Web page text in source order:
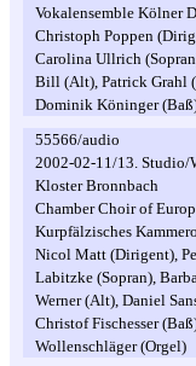
Vokalensemble Kölner
Christoph Poppen
Carolina Ullrich
Bill (Alt), Patrick Grahl
Dominik Köninger
55566/audio
2002-02-11/13. Studio/
Kloster Bronnbach
Chamber Choir of
Kurpfälzisches
Nicol Matt (Dirigent),
Labitzke (Sopran),
Werner (Alt), Daniel
Christof Fischesser
Wollenschläger (Orgel)